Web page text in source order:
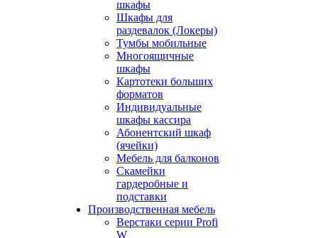
шкафы
Шкафы для
раздевалок (Локеры)
Тумбы мобильные
Многоящичные
шкафы
Картотеки больших
форматов
Индивидуальные
шкафы кассира
Абонентский шкаф
(ячейки)
Мебель для балконов
Скамейки
гардеробные и
подставки
Производственная мебель
Верстаки серии Profi
W